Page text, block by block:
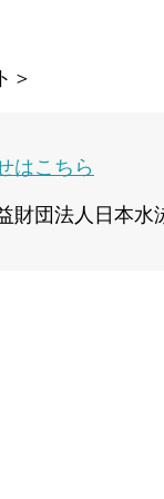
＞
はこちら
財団法人日本水